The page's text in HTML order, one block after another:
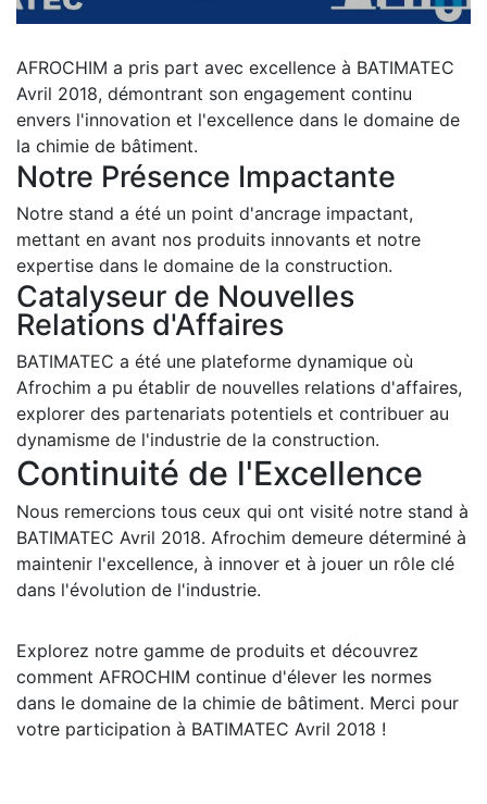
AFROCHIM a pris part avec excellence à BATIMATEC
Avril 2018, démontrant son engagement continu
envers l'innovation et l'excellence dans le domaine de
la chimie de bâtiment.
Notre Présence Impactante
Notre stand a été un point d'ancrage impactant,
mettant en avant nos produits innovants et notre
expertise dans le domaine de la construction.
Catalyseur de Nouvelles
Relations d'Affaires
BATIMATEC a été une plateforme dynamique où
Afrochim a pu établir de nouvelles relations d'affaires,
explorer des partenariats potentiels et contribuer au
dynamisme de l'industrie de la construction.
Continuité de l'Excellence
Nous remercions tous ceux qui ont visité notre stand à
BATIMATEC Avril 2018. Afrochim demeure déterminé à
maintenir l'excellence, à innover et à jouer un rôle clé
dans l'évolution de l'industrie.
Explorez notre gamme de produits et découvrez
comment AFROCHIM continue d'élever les normes
dans le domaine de la chimie de bâtiment. Merci pour
votre participation à BATIMATEC Avril 2018 !